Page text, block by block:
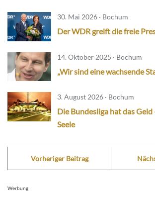
30. Mai 2026 · Bochum
Der WDR greift die freie
14. Oktober 2025 · Bochum
„Wir sind eine wachsende
3. August 2026 · Bochum
Die Bundesliga hat das Geld
Seele
Vorheriger Beitrag
Werbung